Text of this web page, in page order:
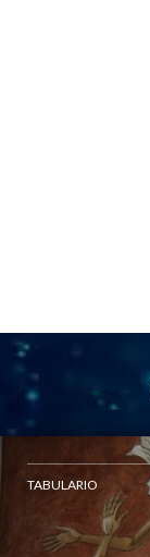
TABULARIO